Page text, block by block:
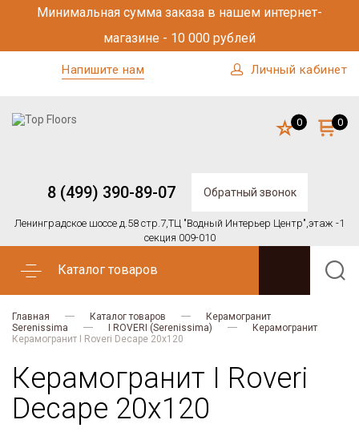
Минимальная сумма заказа в нашем интернет-
магазине - 10 000 рублей
Напишите нам Личный кабинет
8 (499) 390-89-07 Обратный звонок
Ленинградское шоссе д.58 стр.7,ТЦ "Водный Интерьер Центр",этаж -1
секция 009-010
0 0
Каталог товаров
Главная Каталог товаров
Керамогранит
Serenissima
I ROVERI (Serenissima)
Керамогранит
Керамогранит I Roveri Decape 20x120
Керамогранит I Roveri
Decape 20x120